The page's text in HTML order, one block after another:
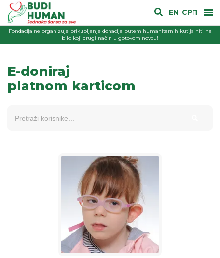
EN СРП
Fondacija ne organizuje prikupljanje donacija putem humanitarnih kutija niti na
bilo koji drugi način u gotovom novcu!
E-doniraj
platnom karticom